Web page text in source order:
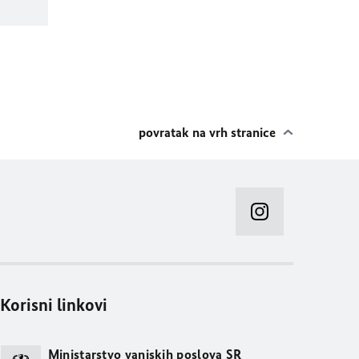
povratak na vrh stranice
Korisni linkovi
Ministarstvo vanjskih poslova SR